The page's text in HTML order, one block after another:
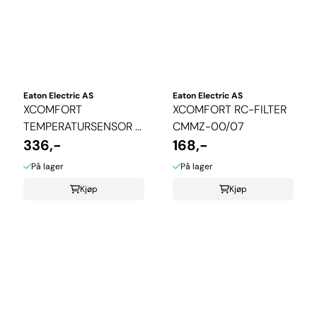
Eaton Electric AS
XCOMFORT
TEMPERATURSENSOR ...
336,-
På lager
Kjøp
Eaton Electric AS
XCOMFORT RC-FILTER
CMMZ-00/07
168,-
På lager
Kjøp